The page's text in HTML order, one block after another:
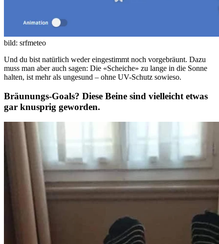
bild: srfmeteo
Und du bist natürlich weder eingestimmt noch vorgebräunt. Dazu
muss man aber auch sagen: Die «Scheiche» zu lange in die Sonne
halten, ist mehr als ungesund – ohne UV-Schutz sowieso.
Bräunungs-Goals? Diese Beine sind vielleicht etwas
gar knusprig geworden.